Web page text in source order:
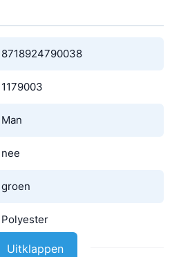
8718924790038
1179003
Man
nee
groen
Polyester
Uitklappen